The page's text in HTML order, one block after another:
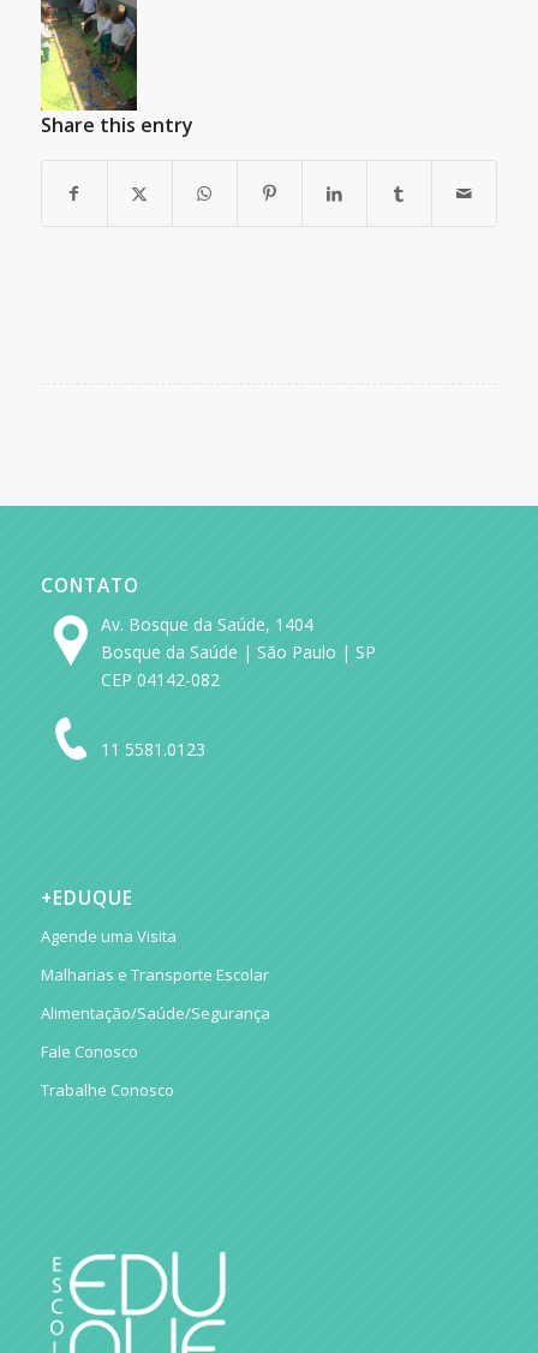
Share this entry
CONTATO
Av. Bosque da Saúde, 1404
Bosque da Saúde | São Paulo | SP
CEP 04142-082
11 5581.0123
+EDUQUE
Agende uma Visita
Malharias e Transporte Escolar
Alimentação/Saúde/Segurança
Fale Conosco
Trabalhe Conosco